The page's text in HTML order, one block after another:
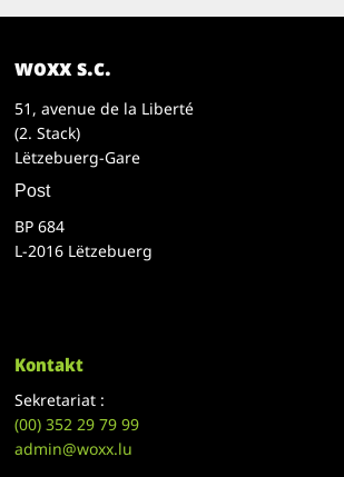
woxx s.c.
51, avenue de la Liberté
(2. Stack)
Lëtzebuerg-Gare
Post
BP 684
L-2016 Lëtzebuerg
Kontakt
Sekretariat :
(00)352 29 79 99
admin@woxx.lu